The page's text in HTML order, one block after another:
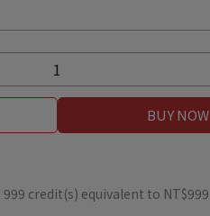
BUY NOW
999 credit(s) equivalent to NT$999